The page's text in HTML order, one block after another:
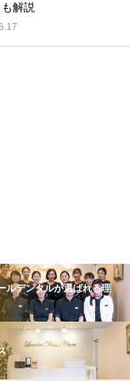
解説
ルデンタルが選ばれる理